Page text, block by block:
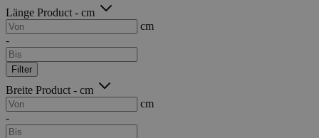
Länge Product - cm
cm
-
Filter
Breite Product - cm
cm
-